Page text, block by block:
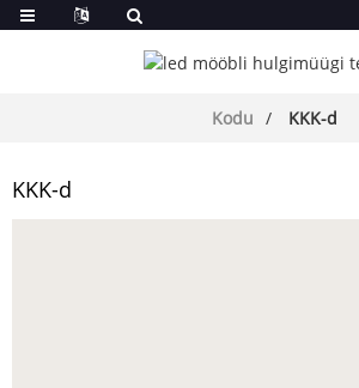
Kodu KKK-d
KKK-d